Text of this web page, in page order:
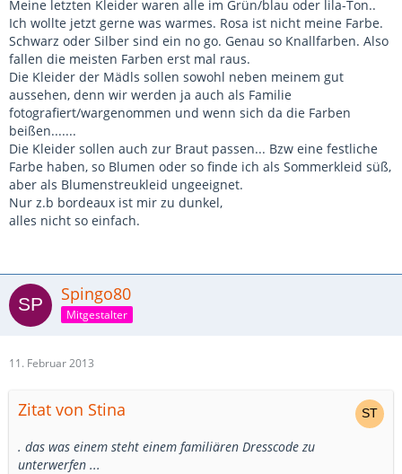
Meine letzten Kleider waren alle im Grün/blau oder lila-Ton..
Ich wollte jetzt gerne was warmes. Rosa ist nicht meine Farbe.
Schwarz oder Silber sind ein no go. Genau so Knallfarben. Also
fallen die meisten Farben erst mal raus.
Die Kleider der Mädls sollen sowohl neben meinem gut
aussehen, denn wir werden ja auch als Familie
fotografiert/wargenommen und wenn sich da die Farben
beißen.......
Die Kleider sollen auch zur Braut passen... Bzw eine festliche
Farbe haben, so Blumen oder so finde ich als Sommerkleid süß,
aber als Blumenstreukleid ungeeignet.
Nur z.b bordeaux ist mir zu dunkel,
alles nicht so einfach.
Spingo80
Mitgestalter
11. Februar 2013
Zitat von Stina
. das was einem steht einem familiären Dresscode zu
unterwerfen ...